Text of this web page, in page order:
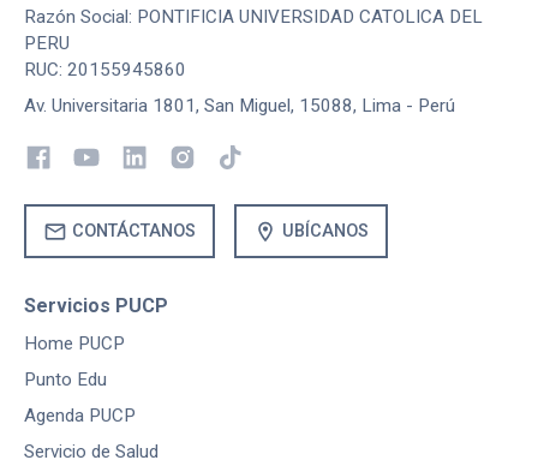
Razón Social: PONTIFICIA UNIVERSIDAD CATOLICA DEL
PERU
RUC: 20155945860
Av. Universitaria 1801, San Miguel, 15088, Lima - Perú
mail CONTÁCTANOS location_on UBÍCANOS
Servicios PUCP
Home PUCP
Punto Edu
Agenda PUCP
Servicio de Salud